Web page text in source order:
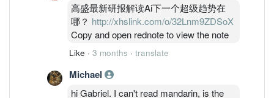
高盛最新研报解读Ai下一个超级趋势在
哪？ http://xhslink.com/o/32Lnm9ZDSoX
Copy and open rednote to view the note
Like · 3 months · translate
Michael
hi Gabriel. I can't read mandarin, is the